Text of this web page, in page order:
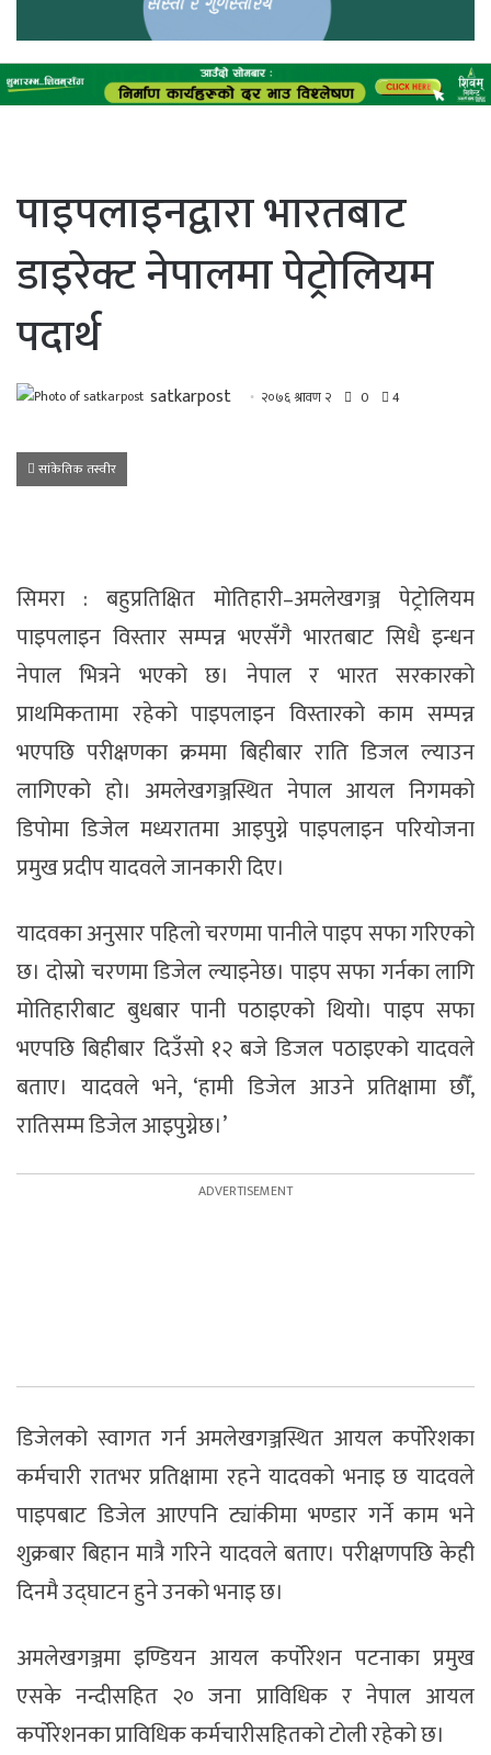
पाइपलाइनद्वारा भारतबाट
डाइरेक्ट नेपालमा पेट्रोलियम
पदार्थ
satkarpost २०७६ श्रावण २ 0 4
सांकेतिक तस्वीर
सिमरा : बहुप्रतिक्षित मोतिहारी–अमलेखगञ्ज पेट्रोलियम
पाइपलाइन विस्तार सम्पन्न भएसँगै भारतबाट सिधै इन्धन
नेपाल भित्रने भएको छ। नेपाल र भारत सरकारको
प्राथमिकतामा रहेको पाइपलाइन विस्तारको काम सम्पन्न
भएपछि परीक्षणका क्रममा बिहीबार राति डिजल ल्याउन
लागिएको हो। अमलेखगञ्जस्थित नेपाल आयल निगमको
डिपोमा डिजेल मध्यरातमा आइपुग्ने पाइपलाइन परियोजना
प्रमुख प्रदीप यादवले जानकारी दिए।
यादवका अनुसार पहिलो चरणमा पानीले पाइप सफा गरिएको
छ। दोस्रो चरणमा डिजेल ल्याइनेछ। पाइप सफा गर्नका लागि
मोतिहारीबाट बुधबार पानी पठाइएको थियो। पाइप सफा
भएपछि बिहीबार दिउँसो १२ बजे डिजल पठाइएको यादवले
बताए। यादवले भने, ‘हामी डिजेल आउने प्रतिक्षामा छौँ,
रातिसम्म डिजेल आइपुग्नेछ।’
डिजेलको स्वागत गर्न अमलेखगञ्जस्थित आयल कर्पोरेशका
कर्मचारी रातभर प्रतिक्षामा रहने यादवको भनाइ छ यादवले
पाइपबाट डिजेल आएपनि ट्यांकीमा भण्डार गर्ने काम भने
शुक्रबार बिहान मात्रै गरिने यादवले बताए। परीक्षणपछि केही
दिनमै उद्घाटन हुने उनको भनाइ छ।
अमलेखगञ्जमा इण्डियन आयल कर्पोरेशन पटनाका प्रमुख
एसके नन्दीसहित २० जना प्राविधिक र नेपाल आयल
कर्पोरेशनका प्राविधिक कर्मचारीसहितको टोली रहेको छ।